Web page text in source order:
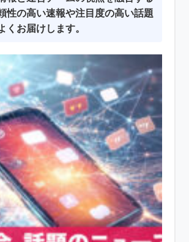
性の高い速報や注目度の高い話題
くお届けします。